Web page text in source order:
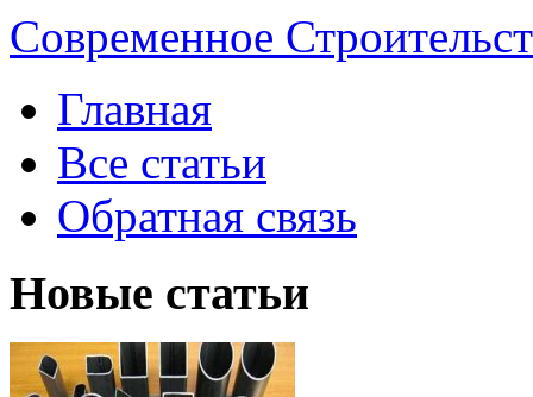
Современное
Главная
Все статьи
Обратная связь
Новые статьи